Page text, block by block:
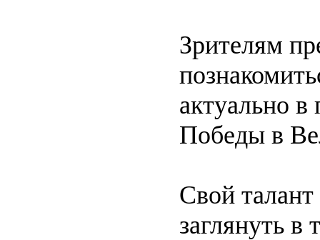
Зрителям
актуально
Победы в
Свой
заглянуть в